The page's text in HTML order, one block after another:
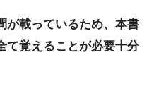
が載っているため、本書
て覚えることが必要十分